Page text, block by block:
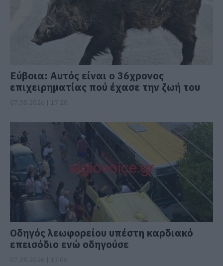
Εύβοια: Αυτός είναι ο 36χρονος
επιχειρηματίας πού έχασε την ζωή του
Οδηγός λεωφορείου υπέστη καρδιακό
επεισόδιο ενώ οδηγούσε